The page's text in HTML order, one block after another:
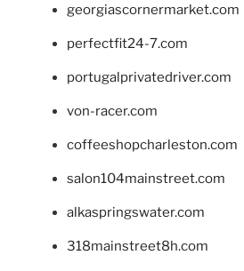
georgiascornermarket.com
perfectfit24-7.com
portugalprivatedriver.com
von-racer.com
coffeeshopcharleston.com
salon104mainstreet.com
alkaspringswater.com
318mainstreet8h.com